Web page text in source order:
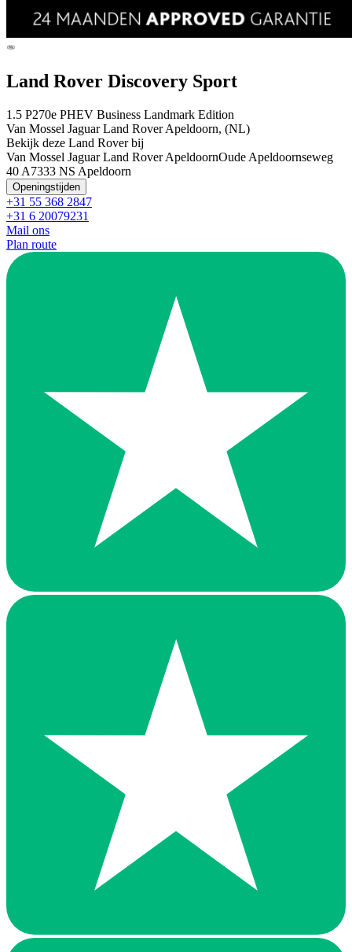
Land Rover Discovery Sport
1.5 P270e PHEV Business Landmark Edition
Van Mossel Jaguar Land Rover Apeldoorn, (NL)
Bekijk deze Land Rover bij
Van Mossel Jaguar Land Rover ApeldoornOude Apeldoornseweg
40 A7333 NS Apeldoorn
Openingstijden
+31 55 368 2847
+31 6 20079231
Mail ons
Plan route